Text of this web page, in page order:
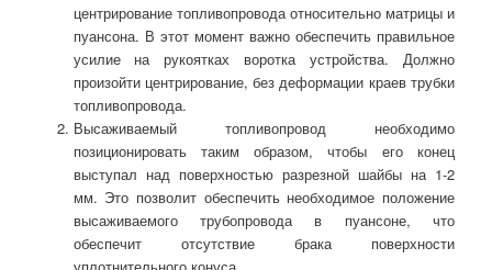
центрирование топливопровода относительно матрицы и
пуансона. В этот момент важно обеспечить правильное
усилие на рукоятках воротка устройства. Должно
произойти центрирование, без деформации краев трубки
топливопровода.
Высаживаемый топливопровод необходимо
позиционировать таким образом, чтобы его конец
выступал над поверхностью разрезной шайбы на 1-2
мм. Это позволит обеспечить необходимое положение
высаживаемого трубопровода в пуансоне, что
обеспечит отсутствие брака поверхности